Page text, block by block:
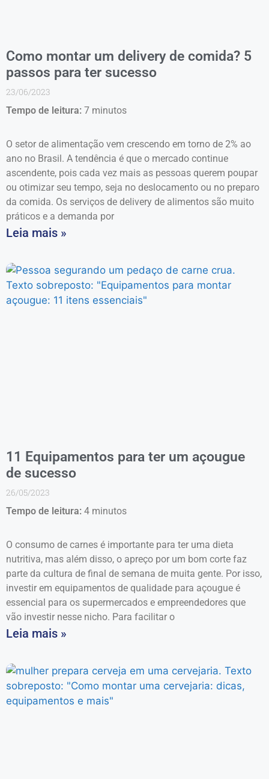
Como montar um delivery de comida? 5
passos para ter sucesso
23/06/2023
Tempo de leitura: 7 minutos
O setor de alimentação vem crescendo em torno de 2% ao
ano no Brasil. A tendência é que o mercado continue
ascendente, pois cada vez mais as pessoas querem poupar
ou otimizar seu tempo, seja no deslocamento ou no preparo
da comida. Os serviços de delivery de alimentos são muito
práticos e a demanda por
Leia mais »
11 Equipamentos para ter um açougue
de sucesso
26/05/2023
Tempo de leitura: 4 minutos
O consumo de carnes é importante para ter uma dieta
nutritiva, mas além disso, o apreço por um bom corte faz
parte da cultura de final de semana de muita gente. Por isso,
investir em equipamentos de qualidade para açougue é
essencial para os supermercados e empreendedores que
vão investir nesse nicho. Para facilitar o
Leia mais »